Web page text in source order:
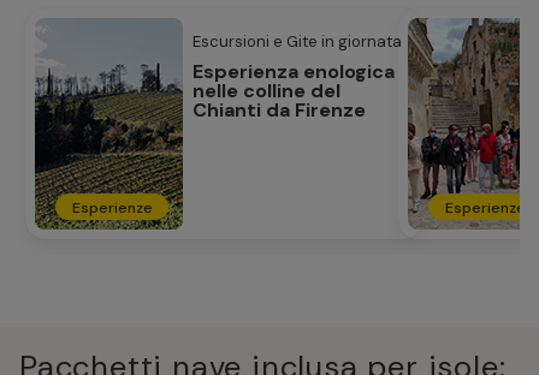
Esperienze
Escursioni e Gite in giornata
Esperienza enologica
nelle colline del
Chianti da Firenze
Esperienze
Pacchetti nave inclusa per isole: